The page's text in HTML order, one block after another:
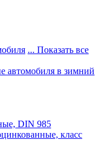
... Показать все
автомобиля в зимний
DIN 985
класс